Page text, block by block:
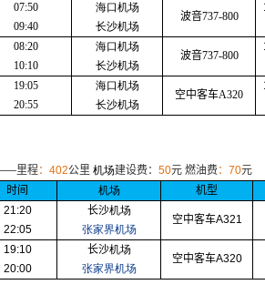
07:50
09:40
海口机场
长沙机场
波音737-800
08:20
10:10
海口机场
长沙机场
波音737-800
19:05
20:55
海口机场
长沙机场
空中客车A320
里程： 402公里 机场建设费： 50元 燃油费 ： 70元
时间 机场
机型
21:20
22:05
长沙机场
张家界机场
空中客车A321
19:10
20:00
长沙机场
张家界机场
空中客车A320